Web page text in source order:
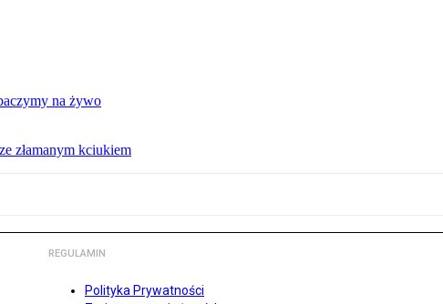
na żywo
złamanym kciukiem
REGULAMIN
Polityka Prywatności